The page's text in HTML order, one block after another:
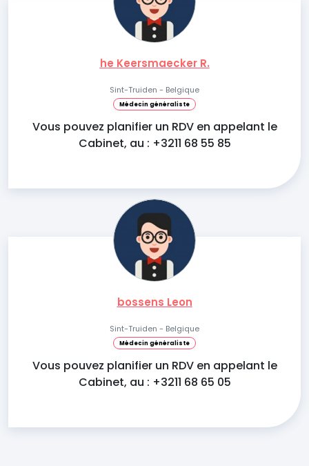
he Keersmaecker R.
Sint-Truiden - Belgique
Médecin généraliste
Vous pouvez planifier un RDV en appelant le
Cabinet, au : +3211 68 55 85
bossens Leon
Sint-Truiden - Belgique
Médecin généraliste
Vous pouvez planifier un RDV en appelant le
Cabinet, au : +3211 68 65 05